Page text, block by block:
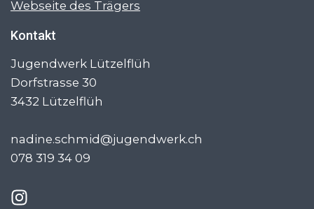
Webseite des Trägers
Kontakt
Jugendwerk Lützelflüh
Dorfstrasse 30
3432 Lützelflüh
nadine.schmid@jugendwerk.ch
078 319 34 09